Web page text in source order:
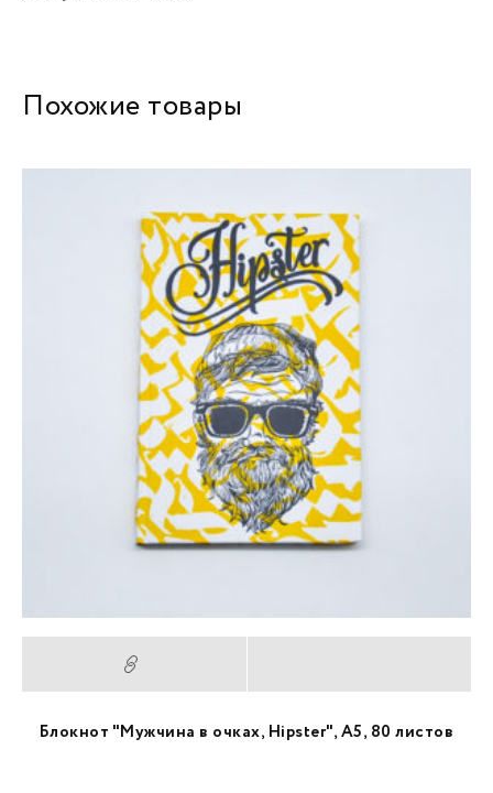
Похожие товары
Блокнот "Мужчина в очках, Hipster", А5, 80 листов